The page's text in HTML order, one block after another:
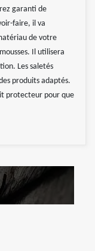
garanti de
faire, il va
de votre
Il utilisera
Les saletés
produits adaptés.
protecteur pour que